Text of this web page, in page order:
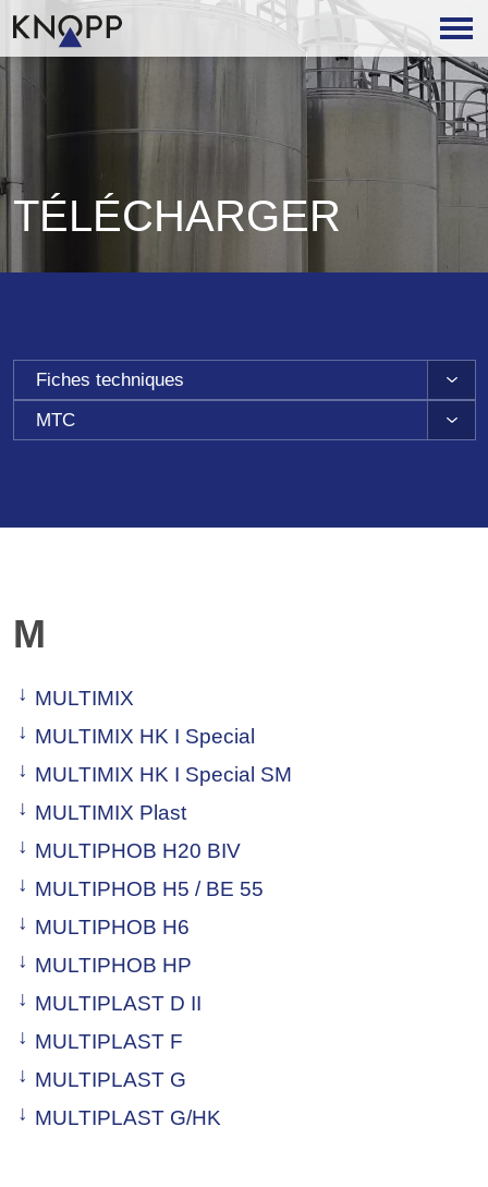
TÉLÉCHARGER
Fiches techniques
MTC
M
MULTIMIX
MULTIMIX HK I Special
MULTIMIX HK I Special SM
MULTIMIX Plast
MULTIPHOB H20 BIV
MULTIPHOB H5 / BE 55
MULTIPHOB H6
MULTIPHOB HP
MULTIPLAST D II
MULTIPLAST F
MULTIPLAST G
MULTIPLAST G/HK